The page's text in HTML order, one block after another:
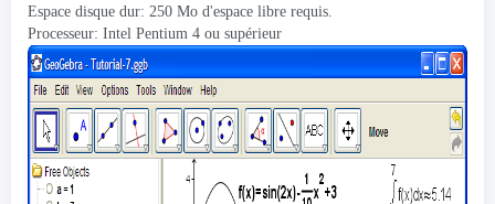
Espace disque dur: 250 Mo d'espace libre requis.
Processeur: Intel Pentium 4 ou supérieur